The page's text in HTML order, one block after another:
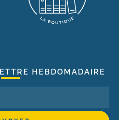
HEBDOMADAIRE